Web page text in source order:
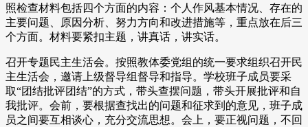
照检查材料包括四个方面的内容：个人作风基本情况、存在的
主要问题、原因分析、努力方向和改进措施等，重点放在后三
个方面。材料要紧扣主题，讲真话，讲实话。
召开专题民主生活会。按照教体委党组的统一要求组织召开民
主生活会，邀请上级督导组督导和指导。学校班子成员要采
取“团结批评团结”的方式，带头查摆问题，带头开展批评和自
我批评。会前，要根据查找出的问题和征求到的意见，班子成
员之间要互相谈心，充分交流思想。会上，要正视问题，不回